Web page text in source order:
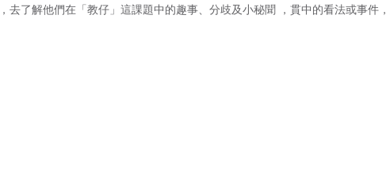
了解他們在「教仔」這課題中的趣事、分歧及小秘聞 ，貫中的看法或事件